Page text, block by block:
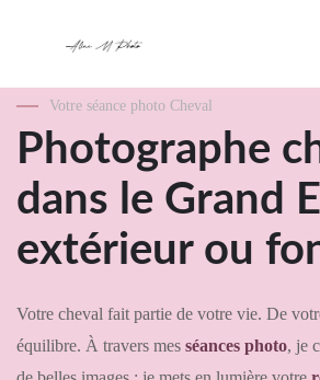
Votre séance photo Cheval
Photographe
dans le Grand
extérieur ou
Votre cheval fait partie de votre vie. De
équilibre. À travers mes séances photo, je